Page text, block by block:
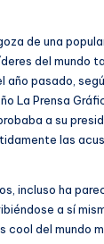
de una
del mundo
año pasado,
La Prensa
a su
las
incluso ha
a sí
cool del mundo